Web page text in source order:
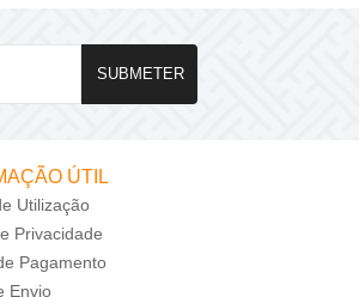
SUBMETER
ÚTIL
Utilização
Privacidade
Pagamento
Envio